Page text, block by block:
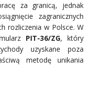
za granicą, jednak
zagranicznych
rozliczenia w Polsce. W
PIT-36/ZG, który
uzyskane poza
metodę unikania